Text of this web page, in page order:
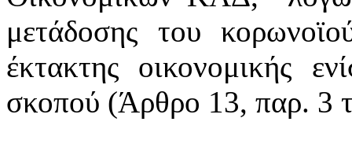
μετάδοσης του
έκτακτης οικονομικής
σκοπού (Άρθρο 13, παρ. 3